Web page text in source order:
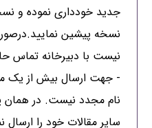
جدید خودداری نموده و
نسخه پیشین
نیست با دبیرخانه تماس
- جهت ارسال بیش از یک
نام مجدد نیست. در همان
سایر مقالات خود را ارسال